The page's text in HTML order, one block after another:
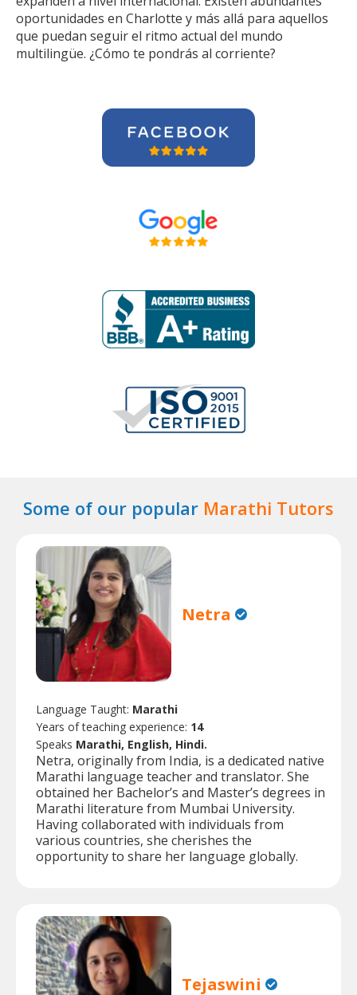
oportunidades en Charlotte y más allá para aquellos
que puedan seguir el ritmo actual del mundo
multilingüe. ¿Cómo te pondrás al corriente?
Some of our popular Marathi Tutors
Netra
Language Taught: Marathi
Years of teaching experience: 14
Speaks Marathi, English, Hindi.
Netra, originally from India, is a dedicated native
Marathi language teacher and translator. She
obtained her Bachelor’s and Master’s degrees in
Marathi literature from Mumbai University.
Having collaborated with individuals from
various countries, she cherishes the
opportunity to share her language globally.
Tejaswini